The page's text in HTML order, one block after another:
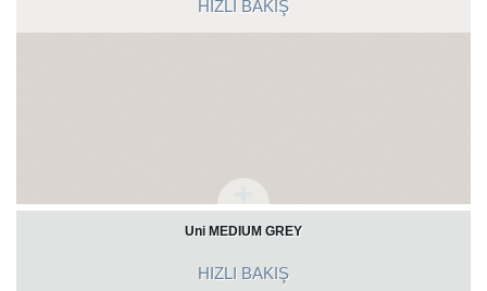
HIZLI BAKIŞ
Uni MEDIUM GREY
HIZLI BAKIŞ